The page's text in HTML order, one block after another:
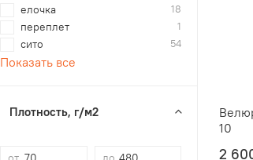
10
2
елочка 18
переплет 1
сито 54
Показать все
Плотность, г/м2